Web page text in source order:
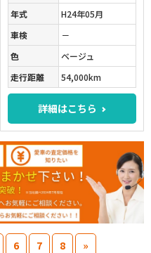
年式
H24年05月
車検
－
色
ベージュ
走行距離
54,000km
詳細はこちら
6 7 8 »